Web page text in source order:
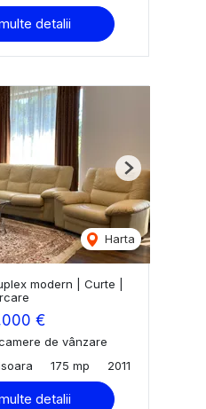
detalii
Harta
Next
modern | Curte |
€
de vânzare
175 mp 2011
detalii